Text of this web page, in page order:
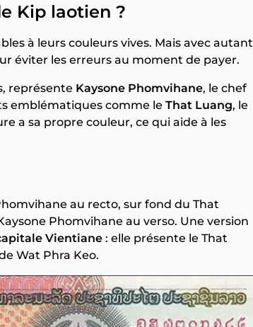
Kip laotien ?
à leurs couleurs vives. Mais avec autant
éviter les erreurs au moment de payer.
représente Kaysone Phomvihane, le chef
emblématiques comme le That Luang, le
a sa propre couleur, ce qui aide à les
au recto, sur fond du That
Phomvihane au verso. Une version
Vientiane : elle présente le That
Wat Phra Keo.